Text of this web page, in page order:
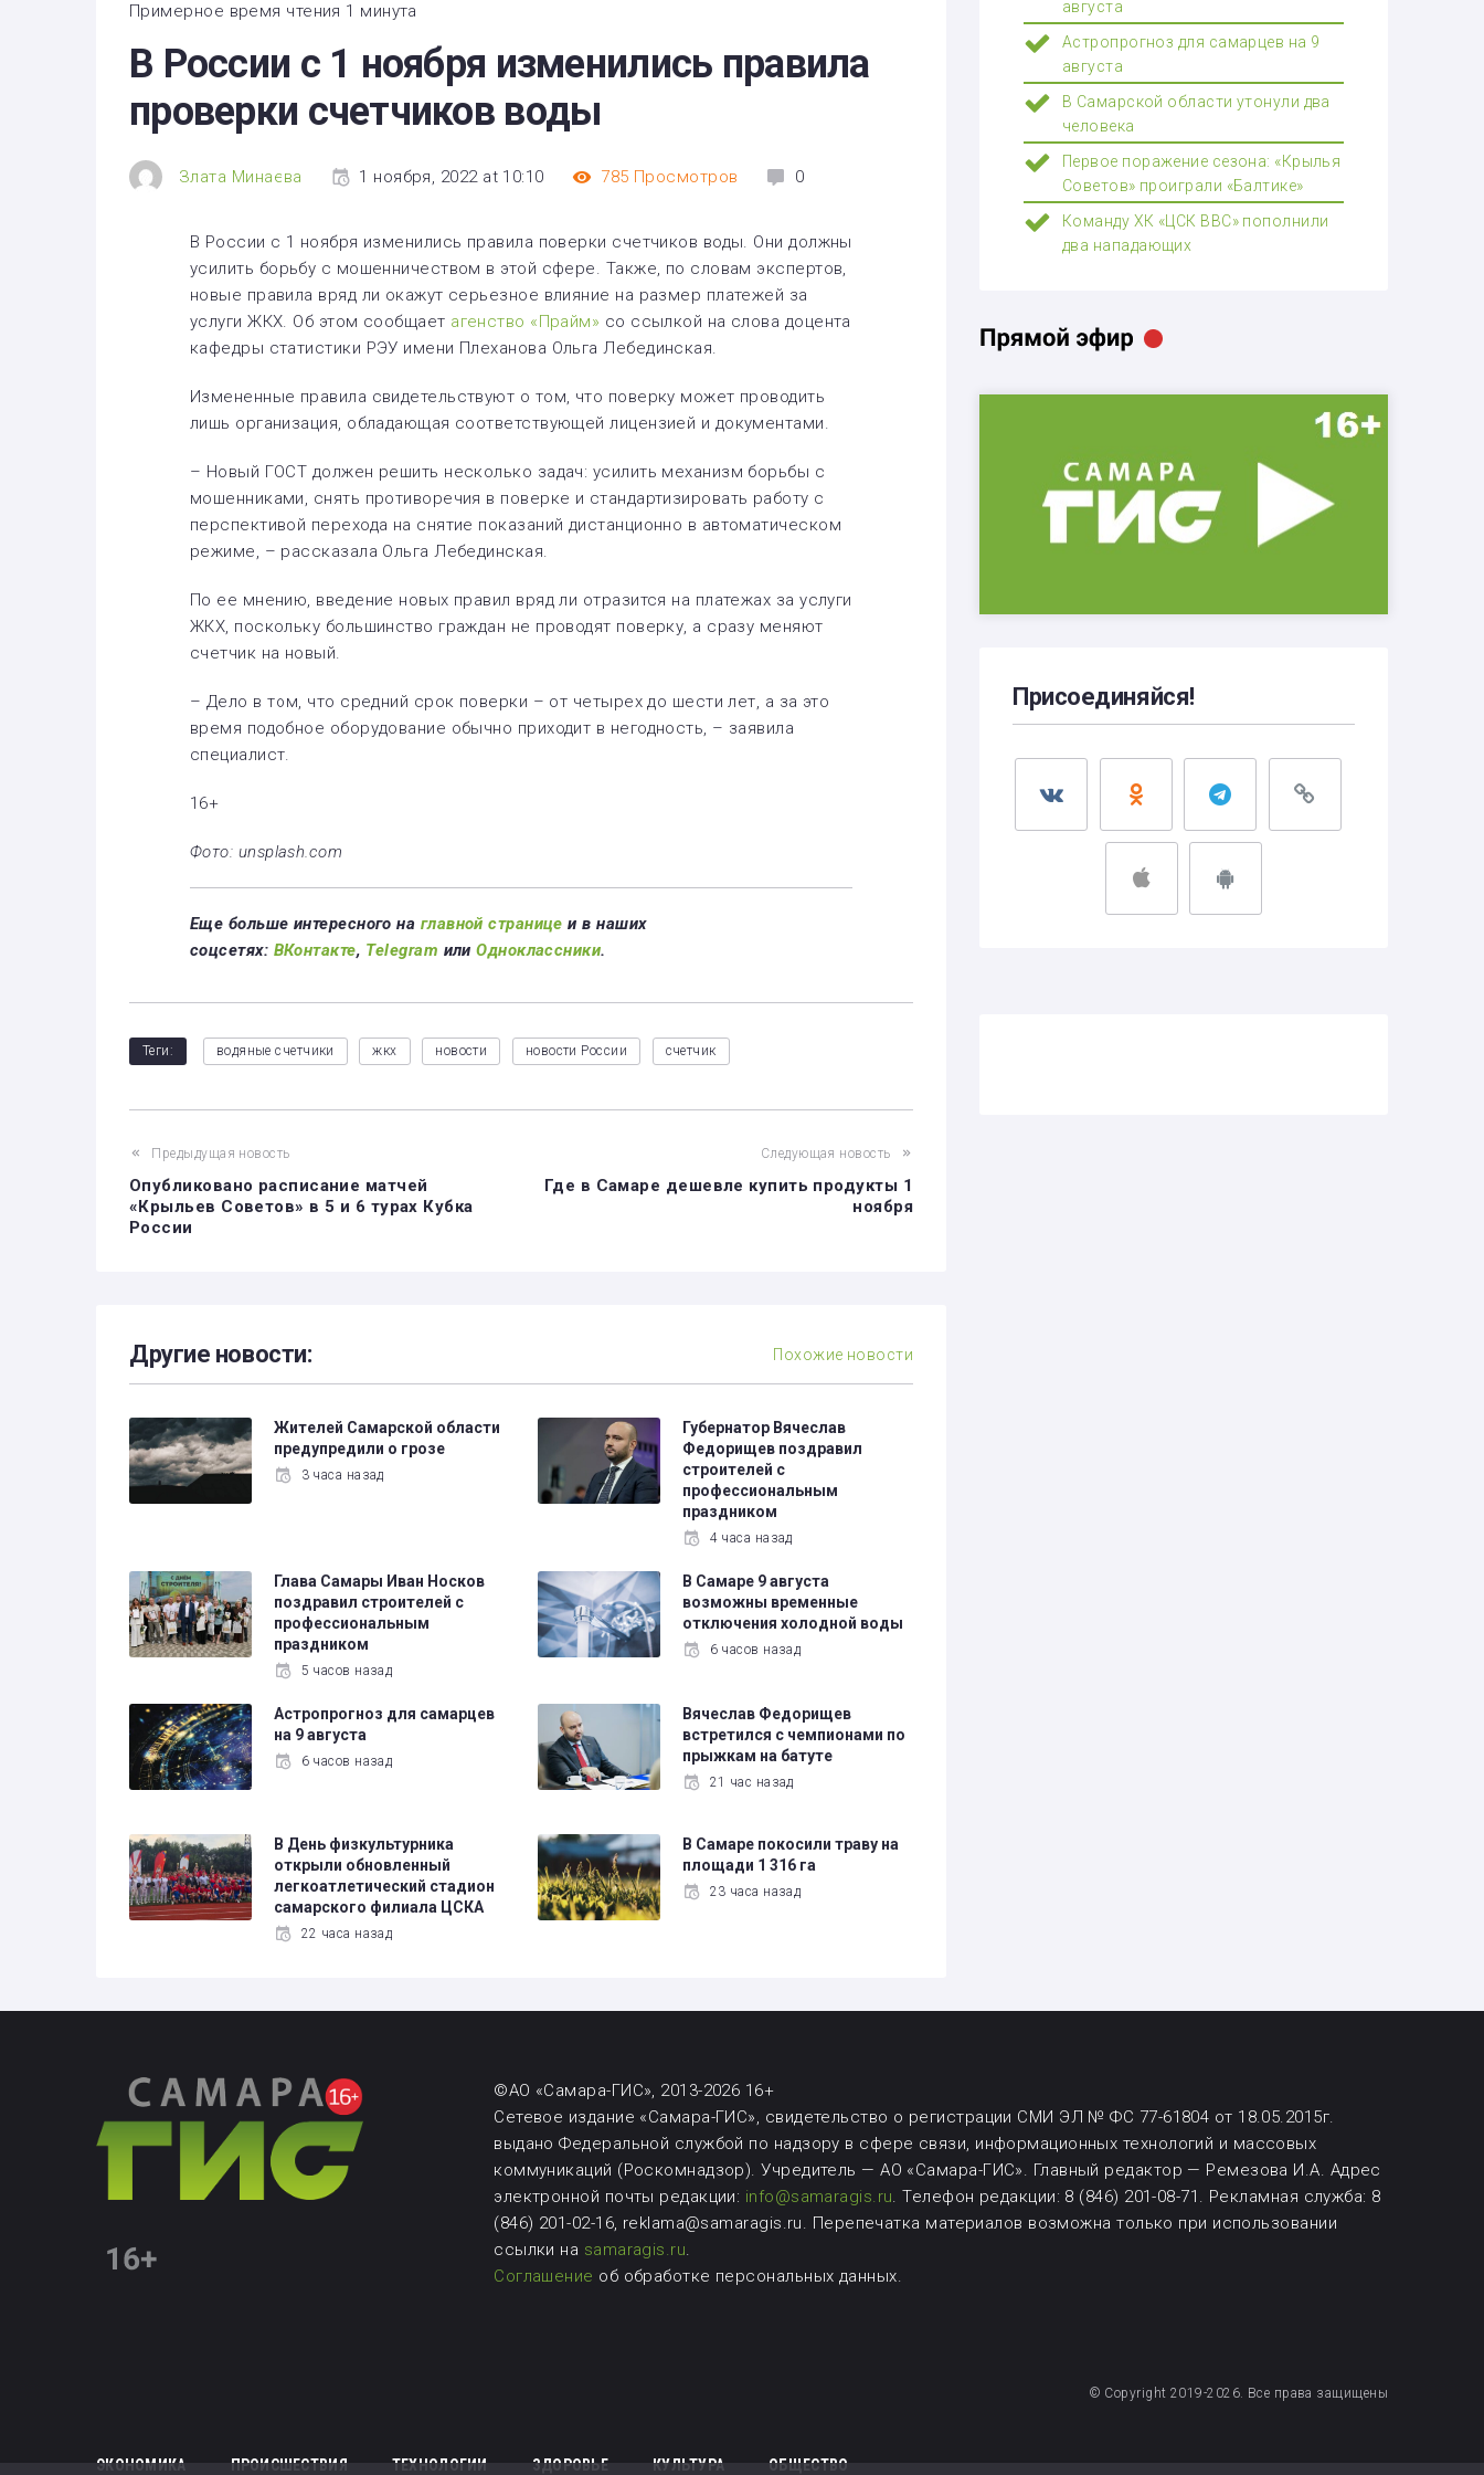
Здоровье
Экономика
Технологии
Примерное время чтения 1 минута
В России с 1 ноября изменились правила
проверки счетчиков воды
Злата Минаева 1 ноября, 2022 at 10:10 785 Просмотров 0
В России с 1 ноября изменились правила поверки счетчиков воды. Они должны
усилить борьбу с мошенничеством в этой сфере. Также, по словам экспертов,
новые правила вряд ли окажут серьезное влияние на размер платежей за
услуги ЖКХ. Об этом сообщает агенство «Прайм» со ссылкой на слова доцента
кафедры статистики РЭУ имени Плеханова Ольга Лебединская.
Измененные правила свидетельствуют о том, что поверку может проводить
лишь организация, обладающая соответствующей лицензией и документами.
– Новый ГОСТ должен решить несколько задач: усилить механизм борьбы с
мошенниками, снять противоречия в поверке и стандартизировать работу с
перспективой перехода на снятие показаний дистанционно в автоматическом
режиме, – рассказала Ольга Лебединская.
По ее мнению, введение новых правил вряд ли отразится на платежах за услуги
ЖКХ, поскольку большинство граждан не проводят поверку, а сразу меняют
счетчик на новый.
– Дело в том, что средний срок поверки – от четырех до шести лет, а за это
время подобное оборудование обычно приходит в негодность, – заявила
специалист.
16+
Фото: unsplash.com
Еще больше интересного на главной странице и в наших
соцсетях: ВКонтакте, Telegram илиОдноклассники.
Теги: водяные счетчики жкх новости новости России счетчик
Предыдущая новость
Опубликовано расписание матчей
«Крыльев Советов» в 5 и 6 турах Кубка
России
Следующая новость
Где в Самаре дешевле купить продукты 1
ноября
Другие новости: Похожие новости
Жителей Самарской области
предупредили о грозе
3 часа назад
Губернатор Вячеслав
Федорищев поздравил
строителей с
профессиональным
праздником
4 часа назад
Глава Самары Иван Носков
поздравил строителей с
профессиональным
праздником
5 часов назад
В Самаре 9 августа
возможны временные
отключения холодной воды
6 часов назад
Астропрогноз для самарцев
на 9 августа
6 часов назад
Вячеслав Федорищев
встретился с чемпионами по
прыжкам на батуте
21 час назад
В День физкультурника
открыли обновленный
легкоатлетический стадион
самарского филиала ЦСКА
22 часа назад
В Самаре покосили траву на
площади 1 316 га
23 часа назад
августа
Астропрогноз для самарцев на 9
августа
В Самарской области утонули два
человека
Первое поражение сезона: «Крылья
Советов» проиграли «Балтике»
Команду ХК «ЦСК ВВС» пополнили
два нападающих
Присоединяйся!
©АО «Самара-ГИС», 2013-2026 16+
Сетевое издание «Самара-ГИС», свидетельство о регистрации СМИ ЭЛ № ФС 77-61804 от 18.05.2015г.
выдано Федеральной службой по надзору в сфере связи, информационных технологий и массовых
коммуникаций (Роскомнадзор). Учредитель — АО «Самара-ГИС». Главный редактор — Ремезова И.А. Адрес
электронной почты редакции: info@samaragis.ru.Телефон редакции: 8 (846) 201-08-71. Рекламная служба: 8
(846) 201-02-16, reklama@samaragis.ru. Перепечатка материалов возможнатолько при использовании
ссылки на samaragis.ru.
Соглашение об обработке персональных данных.
ЭКОНОМИКА ПРОИСШЕСТВИЯ ТЕХНОЛОГИИ ЗДОРОВЬЕ КУЛЬТУРА ОБЩЕСТВО
© Copyright 2019-2026. Все права защищены